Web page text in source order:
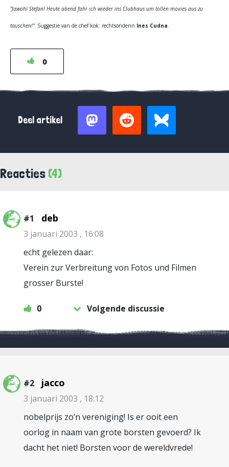
“Jawohl Stefan! Heute abend fahr ich wieder ins Clubhaus um tollen movies aus zu
tauschen!”. Suggestie van de chef kok: rechtsonderin Ines Cudna.
0
Deel artikel
Reacties (4)
#1 deb
3 januari 2003 , 16:08
echt gelezen daar:
Verein zur Verbreitung von Fotos und Filmen
grosser Burste!
0 Volgende discussie
#2 jacco
3 januari 2003 , 18:12
nobelprijs zo’n vereniging! Is er ooit een
oorlog in naam van grote borsten gevoerd? Ik
dacht het niet! Borsten voor de wereldvrede!